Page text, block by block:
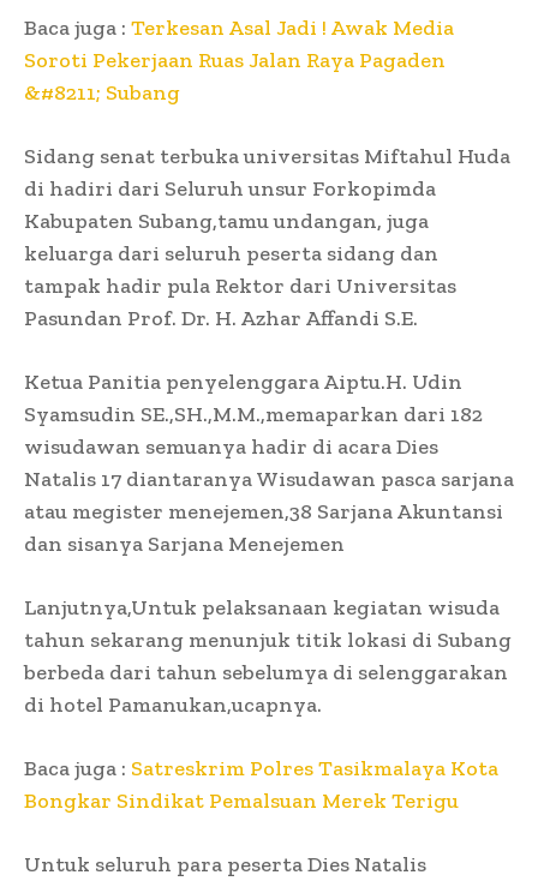
Baca juga : Terkesan Asal Jadi ! Awak Media
Soroti Pekerjaan Ruas Jalan Raya Pagaden
&#8211; Subang
Sidang senat terbuka universitas Miftahul Huda
di hadiri dari Seluruh unsur Forkopimda
Kabupaten Subang,tamu undangan, juga
keluarga dari seluruh peserta sidang dan
tampak hadir pula Rektor dari Universitas
Pasundan Prof. Dr. H. Azhar Affandi S.E.
Ketua Panitia penyelenggara Aiptu.H. Udin
Syamsudin SE.,SH.,M.M.,memaparkan dari 182
wisudawan semuanya hadir di acara Dies
Natalis 17 diantaranya Wisudawan pasca sarjana
atau megister menejemen,38 Sarjana Akuntansi
dan sisanya Sarjana Menejemen
Lanjutnya,Untuk pelaksanaan kegiatan wisuda
tahun sekarang menunjuk titik lokasi di Subang
berbeda dari tahun sebelumya di selenggarakan
di hotel Pamanukan,ucapnya.
Baca juga : Satreskrim Polres Tasikmalaya Kota
Bongkar Sindikat Pemalsuan Merek Terigu
Untuk seluruh para peserta Dies Natalis